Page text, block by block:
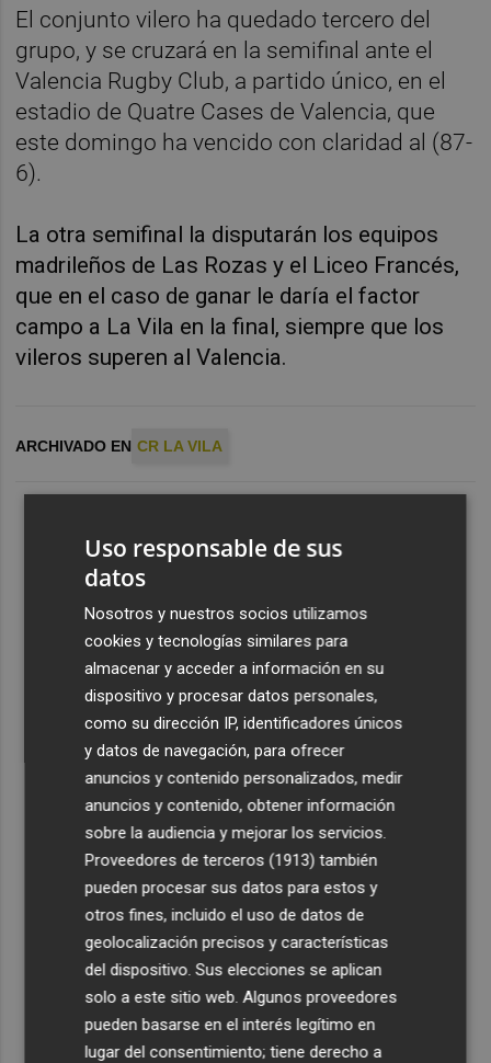
El conjunto vilero ha quedado tercero del
grupo, y se cruzará en la semifinal ante el
Valencia Rugby Club, a partido único, en el
estadio de Quatre Cases de Valencia, que
este domingo ha vencido con claridad al (87-
6).
La otra semifinal la disputarán los equipos
madrileños de Las Rozas y el Liceo Francés,
que en el caso de ganar le daría el factor
campo a La Vila en la final, siempre que los
vileros superen al Valencia.
ARCHIVADO EN CR LA VILA
Uso responsable de sus
datos
Nosotros y nuestros socios utilizamos
cookies y tecnologías similares para
almacenar y acceder a información en su
dispositivo y procesar datos personales,
como su dirección IP, identificadores únicos
y datos de navegación, para ofrecer
anuncios y contenido personalizados, medir
anuncios y contenido, obtener información
sobre la audiencia y mejorar los servicios.
Proveedores de terceros (1913) también
pueden procesar sus datos para estos y
otros fines, incluido el uso de datos de
geolocalización precisos y características
del dispositivo. Sus elecciones se aplican
solo a este sitio web. Algunos proveedores
pueden basarse en el interés legítimo en
lugar del consentimiento; tiene derecho a